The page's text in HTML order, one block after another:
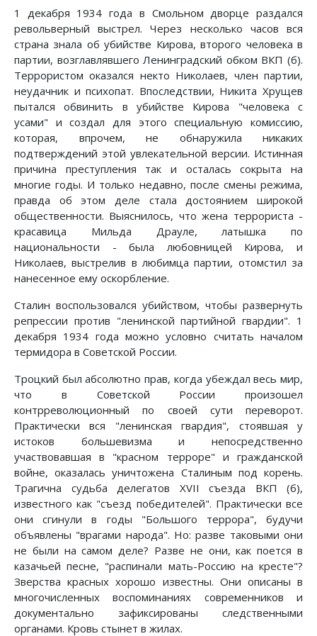
1 декабря 1934 года в Смольном дворце раздался
револьверный выстрел. Через несколько часов вся
страна знала об убийстве Кирова, второго человека в
партии, возглавлявшего Ленинградский обком ВКП (б).
Террористом оказался некто Николаев, член партии,
неудачник и психопат. Впоследствии, Никита Хрущев
пытался обвинить в убийстве Кирова "человека с
усами" и создал для этого специальную комиссию,
которая, впрочем, не обнаружила никаких
подтверждений этой увлекательной версии. Истинная
причина преступления так и осталась сокрыта на
многие годы. И только недавно, после смены режима,
правда об этом деле стала достоянием широкой
общественности. Выяснилось, что жена террориста -
красавица Мильда Драуле, латышка по
национальности - была любовницей Кирова, и
Николаев, выстрелив в любимца партии, отомстил за
нанесенное ему оскорбление.
Сталин воспользовался убийством, чтобы развернуть
репрессии против "ленинской партийной гвардии". 1
декабря 1934 года можно условно считать началом
термидора в Советской России.
Троцкий был абсолютно прав, когда убеждал весь мир,
что в Советской России произошел
контрреволюционный по своей сути переворот.
Практически вся "ленинская гвардия", стоявшая у
истоков большевизма и непосредственно
участвовавшая в "красном терроре" и гражданской
войне, оказалась уничтожена Сталиным под корень.
Трагична судьба делегатов XVII съезда ВКП (б),
известного как "съезд победителей". Практически все
они сгинули в годы "Большого террора", будучи
объявлены "врагами народа". Но: разве таковыми они
не были на самом деле? Разве не они, как поется в
казачьей песне, "распинали мать-Россию на кресте"?
Зверства красных хорошо известны. Они описаны в
многочисленных воспоминаниях современников и
документально зафиксированы следственными
органами. Кровь стынет в жилах.